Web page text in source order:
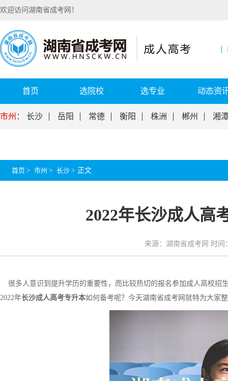
欢迎访问湖南省成考网！
首页 选院校 选专业 动态资
市州： 长沙 岳阳 常德 衡阳 株洲 郴州 湘
首页 > 市州 > 长沙 > 正文
2022年长沙成人高
来源：湖南省成考网 时间
很多人意识到提升学历的重要性，而比较热切的报名参加成人高校招
2022年长沙成人高考专升本如何备考呢？今天湖南省成考网就特为大家